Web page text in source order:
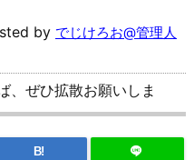
by でじけろお@管理人
、ぜひ拡散お願いしま
B!